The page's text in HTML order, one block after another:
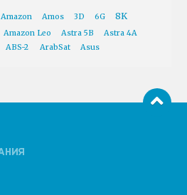
Amazon Amos 3D 6G 8K
Amazon Leo Astra 5B
Astra 4A
ABS-2 ArabSat Asus